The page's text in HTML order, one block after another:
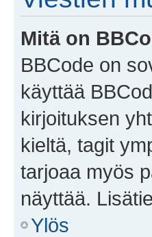
Mitä on
BBCode on
käyttää
kirjoituksen
kieltä, tagit
tarjoaa myös
näyttää.
Ylös